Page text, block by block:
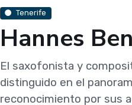
Tenerife
Hannes
El saxofonista y
distinguido en el
reconocimiento por sus